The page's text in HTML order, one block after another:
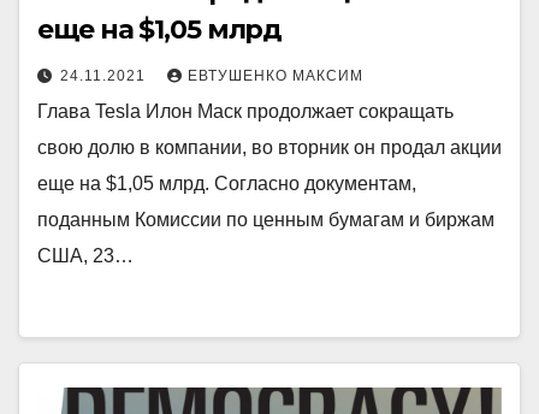
еще на $1,05 млрд
24.11.2021 ЕВТУШЕНКО МАКСИМ
Глава Tesla Илон Маск продолжает сокращать
свою долю в компании, во вторник он продал акции
еще на $1,05 млрд. Согласно документам,
поданным Комиссии по ценным бумагам и биржам
США, 23…